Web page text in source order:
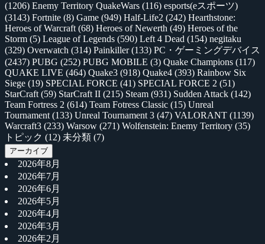
(1206) Enemy Territory QuakeWars (116) esports(eスポーツ)
(3143) Fortnite (8) Game (949) Half-Life2 (242) Hearthstone:
Heroes of Warcraft (68) Heroes of Newerth (49) Heroes of the
Storm (5) League of Legends (590) Left 4 Dead (154) negitaku
(329) Overwatch (314) Painkiller(133) PC・ゲーミングデバイス
(2437) PUBG (252) PUBG MOBILE (3) Quake Champions (117)
QUAKE LIVE (464) Quake3 (918) Quake4 (393) Rainbow Six
Siege (19) SPECIAL FORCE (41) SPECIAL FORCE 2 (51)
StarCraft (59) StarCraft II (215) Steam (931) Sudden Attack (142)
Team Fortress 2 (614) Team Fotress Classic (15) Unreal
Tournament (133) Unreal Tournament 3 (47) VALORANT (1139)
Warcraft3 (233) Warsow (271) Wolfenstein: Enemy Territory (35)
トピック (12) 未分類 (7)
アーカイブ
2026年8月
2026年7月
2026年6月
2026年5月
2026年4月
2026年3月
2026年2月